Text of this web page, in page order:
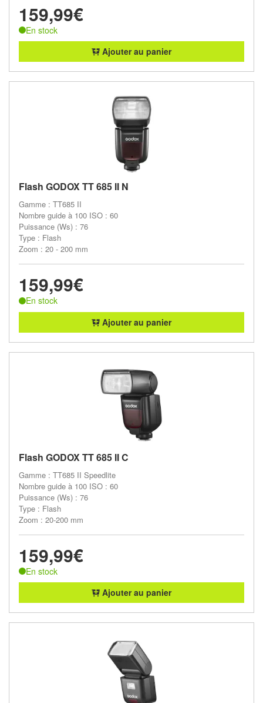
159,99€
En stock
Ajouter au panier
Flash GODOX TT 685 II N
Gamme : TT685 II
Nombre guide à 100 ISO : 60
Puissance (Ws) : 76
Type : Flash
Zoom : 20 - 200 mm
159,99€
En stock
Ajouter au panier
Flash GODOX TT 685 II C
Gamme : TT685 II Speedlite
Nombre guide à 100 ISO : 60
Puissance (Ws) : 76
Type : Flash
Zoom : 20-200 mm
159,99€
En stock
Ajouter au panier